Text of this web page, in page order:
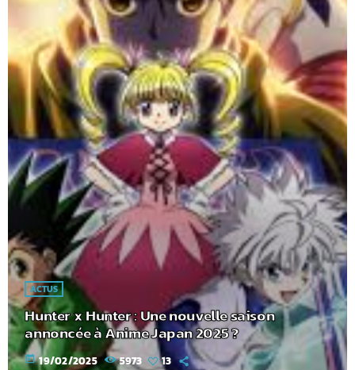
ACTUS
Hunter x Hunter : Une nouvelle saison
annoncée à Anime Japan 2025 ?
today 19/02/2025 5973 13